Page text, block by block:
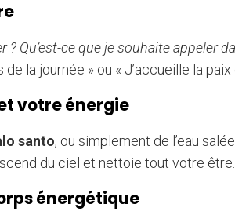
? Qu’est-ce que je souhaite appeler
la journée » ou « J’accueille la paix
votre énergie
santo, ou simplement de l’eau
du ciel et nettoie tout votre être.
énergétique